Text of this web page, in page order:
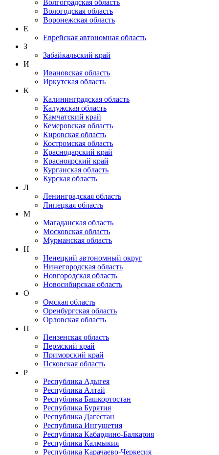
Волгоградская область
Вологодская область
Воронежская область
Е
Еврейская автономная область
З
Забайкальский край
И
Ивановская область
Иркутская область
К
Калининградская область
Калужская область
Камчатский край
Кемеровская область
Кировская область
Костромская область
Краснодарский край
Красноярский край
Курганская область
Курская область
Л
Ленинградская область
Липецкая область
М
Магаданская область
Московская область
Мурманская область
Н
Ненецкий автономный округ
Нижегородская область
Новгородская область
Новосибирская область
О
Омская область
Оренбургская область
Орловская область
П
Пензенская область
Пермский край
Приморский край
Псковская область
Р
Республика Адыгея
Республика Алтай
Республика Башкортостан
Республика Бурятия
Республика Дагестан
Республика Ингушетия
Республика Кабардино-Балкария
Республика Калмыкия
Республика Карачаево-Черкеcия